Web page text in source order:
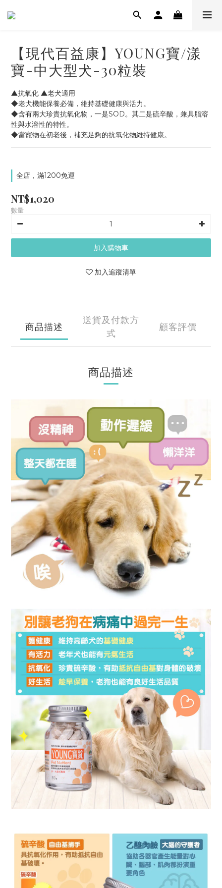
【現代百益康】YOUNG寶/漾
寶-中大型犬-30粒裝
▲抗氧化 ▲老犬適用
◆老犬機能保養必備，維持基礎健康與活力。
◆含有兩大珍貴抗氧化物，一是SOD。其二是硫辛酸，兼具脂溶
性與水溶性的特性。
◆當寵物在初老後，補充足夠的抗氧化物維持健康。
全店，滿1200免運
NT$1,020
數量
加入購物車
加入追蹤清單
商品描述
送貨及付款方
式
顧客評價
商品描述